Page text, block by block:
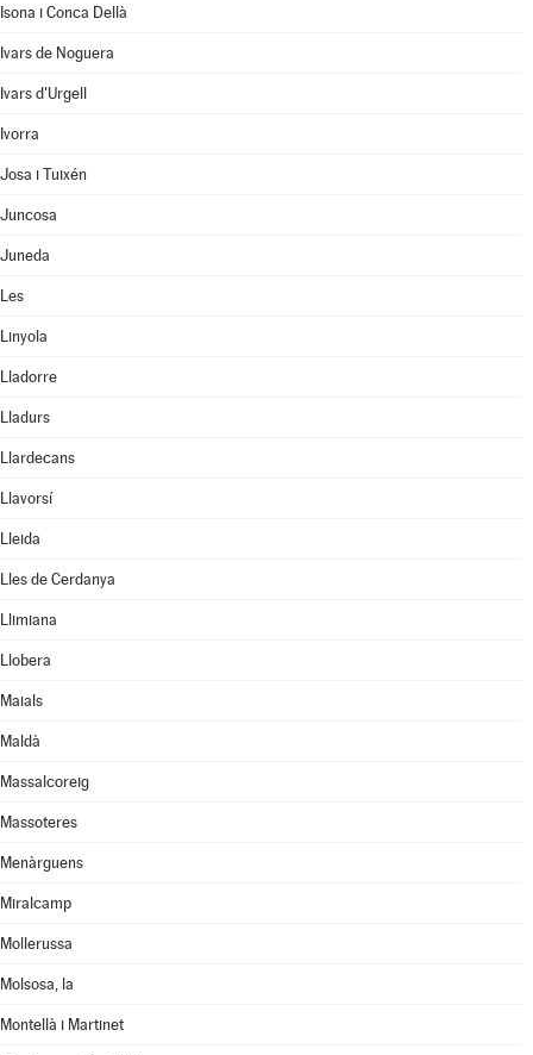
Isona i Conca Dellà
Ivars de Noguera
Ivars d'Urgell
Ivorra
Josa i Tuixén
Juncosa
Juneda
Les
Linyola
Lladorre
Lladurs
Llardecans
Llavorsí
Lleida
Lles de Cerdanya
Llimiana
Llobera
Maials
Maldà
Massalcoreig
Massoteres
Menàrguens
Miralcamp
Mollerussa
Molsosa, la
Montellà i Martinet